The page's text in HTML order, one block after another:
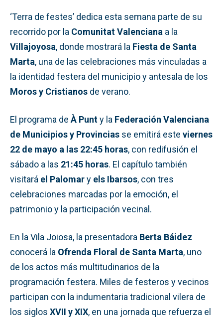
‘Terra de festes’ dedica esta semana parte de su
recorrido por la Comunitat Valenciana a la
Villajoyosa, donde mostrará la Fiesta de Santa
Marta, una de las celebraciones más vinculadas a
la identidad festera del municipio y antesala de los
Moros y Cristianos de verano.
El programa de À Punty la Federación Valenciana
de Municipios y Provincias se emitirá este viernes
22 de mayo a las 22:45 horas, con redifusión el
sábado a las 21:45 horas. El capítulo también
visitará el Palomary els Ibarsos, con tres
celebraciones marcadas por la emoción, el
patrimonio y la participación vecinal.
En la Vila Joiosa, la presentadora Berta Báidez
conocerá la Ofrenda Floral de Santa Marta, uno
de los actos más multitudinarios de la
programación festera. Miles de festeros y vecinos
participan con la indumentaria tradicional vilera de
los siglos XVII y XIX, en una jornada que refuerza el